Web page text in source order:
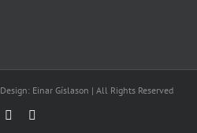
Einar Gíslason | All Rights Reserved
Facebook